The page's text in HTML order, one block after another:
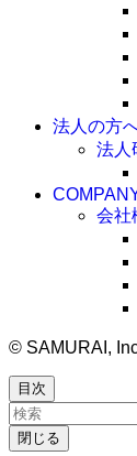
法人の方
法人
会社
© SAMURAI,
目次
閉じる